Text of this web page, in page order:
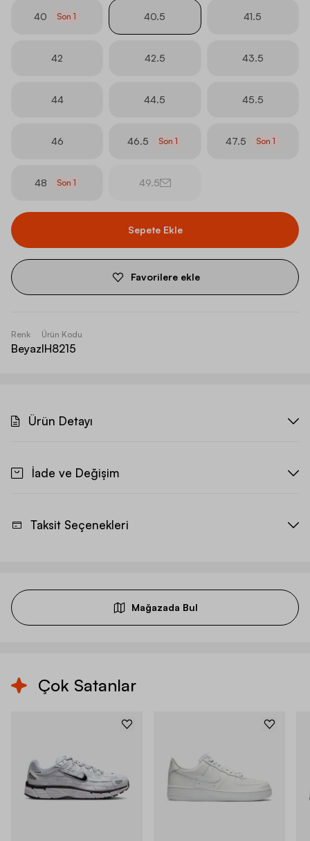
40 Son1 40.5 41.5
42 42.5 43.5
44 44.5 45.5
46 46.5 Son1 47.5 Son1
48 Son 1 49.5
Sepete Ekle
Favorilere ekle
Renk
Beyaz
Ürün Kodu
IH8215
Ürün Detayı
İade ve Değişim
Taksit Seçenekleri
Mağazada Bul
Çok Satanlar